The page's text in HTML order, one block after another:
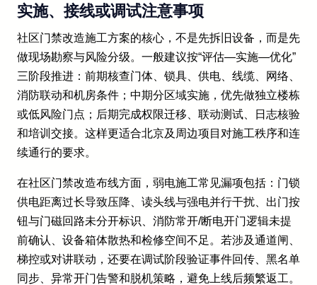
实施、接线或调试注意事项
社区门禁改造施工方案的核心，不是先拆旧设备，而是先
做现场勘察与风险分级。一般建议按“评估—实施—优化”
三阶段推进：前期核查门体、锁具、供电、线缆、网络、
消防联动和机房条件；中期分区域实施，优先做独立楼栋
或低风险门点；后期完成权限迁移、联动测试、日志核验
和培训交接。这样更适合北京及周边项目对施工秩序和连
续通行的要求。
在社区门禁改造布线方面，弱电施工常见漏项包括：门锁
供电距离过长导致压降、读头线与强电并行干扰、出门按
钮与门磁回路未分开标识、消防常开/断电开门逻辑未提
前确认、设备箱体散热和检修空间不足。若涉及通道闸、
梯控或对讲联动，还要在调试阶段验证事件回传、黑名单
同步、异常开门告警和脱机策略，避免上线后频繁返工。